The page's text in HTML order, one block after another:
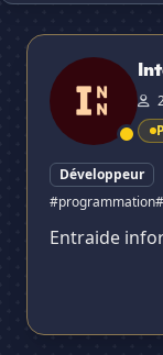
Intertale
Développeur
#programmation
Entraide